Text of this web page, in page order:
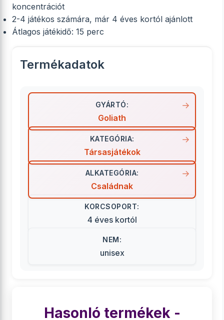
koncentrációt
2-4 játékos számára, már 4 éves kortól ajánlott
Átlagos játékidő: 15 perc
Termékadatok
GYÁRTÓ:
Goliath
KATEGÓRIA:
Társasjátékok
ALKATEGÓRIA:
Családnak
KORCSOPORT:
4 éves kortól
NEM:
unisex
Hasonló termékek -